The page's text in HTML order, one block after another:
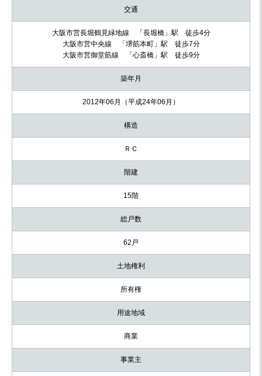
交通
大阪市営長堀鶴見緑地線 「長堀橋」駅 徒歩4分
大阪市営中央線 「堺筋本町」駅 徒歩7分
大阪市営御堂筋線 「心斎橋」駅 徒歩9分
築年月
2012年06月（平成24年06月）
構造
ＲＣ
階建
15階
総戸数
62戸
土地権利
所有権
用途地域
商業
事業主